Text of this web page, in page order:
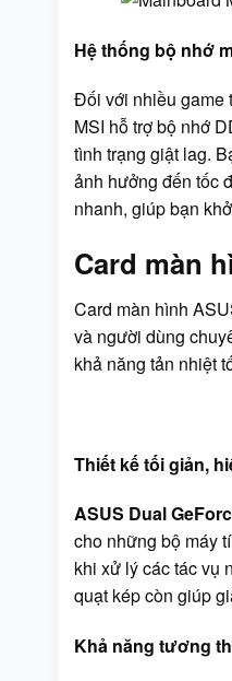
Hệ thống bộ nhớ
Đối với nhiều game
MSI hỗ trợ bộ nhớ
tình trạng giật lag.
ảnh hưởng đến tốc
nhanh, giúp bạn
Card màn
Card màn hình
và người dùng
khả năng tản nhiệt
Thiết kế tối giản,
ASUS Dual
cho những bộ máy
khi xử lý các tác vụ
quạt kép còn giúp
Khả năng tương